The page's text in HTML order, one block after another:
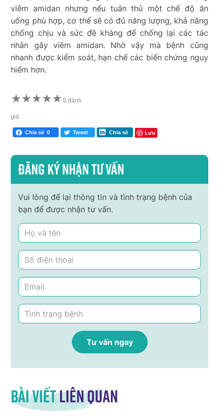
viêm amidan nhưng nếu tuân thủ một chế độ ăn
uống phù hợp, cơ thể sẽ có đủ năng lượng, khả năng
chống chịu và sức đề kháng để chống lại các tác
nhân gây viêm amidan. Nhờ vậy mà bệnh cũng
nhanh được kiểm soát, hạn chế các biến chứng nguy
hiểm hơn.
★★★★★ 0 đánh
giá
Chia sẻ 0 Tweet Chia sẻ Lưu
Đăng ký nhận tư vấn
Vui lòng để lại thông tin và tình trạng bệnh của
bạn để được nhận tư vấn.
Bài viếtliên quan